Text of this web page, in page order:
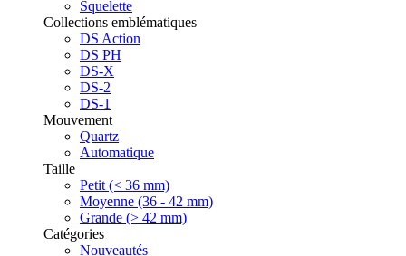
Squelette
Collections emblématiques
DS Action
DS PH
DS-X
DS-2
DS-1
Mouvement
Quartz
Automatique
Taille
Petit (< 36 mm)
Moyenne (36 - 42 mm)
Grande (> 42 mm)
Catégories
Nouveautés